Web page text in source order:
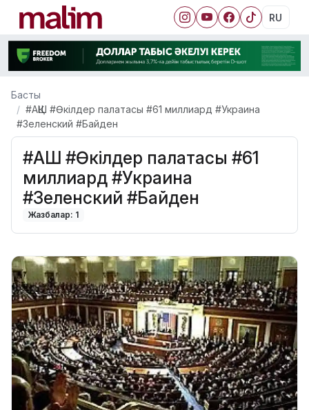
RU
Басты
#АҚШ #Өкілдер палатасы #61 миллиард #Украина
#Зеленский #Байден
#АҚШ #Өкілдер палатасы #61
миллиард #Украина
#Зеленский #Байден
Жазбалар: 1